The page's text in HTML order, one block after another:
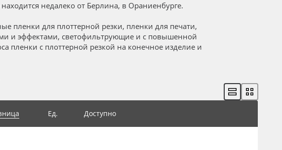
недалеко от Берлина, в Ораниенбурге.
пленки для плоттерной резки, пленки для печати,
и эффектами, светофильтрующие и с повышенной
пленки с плоттерной резкой на конечное изделие и
Ед. Доступно